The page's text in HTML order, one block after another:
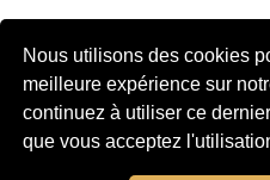
Nous utilisons des cookies
meilleure expérience sur
continuez à utiliser ce
que vous acceptez